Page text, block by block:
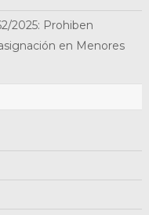
2025: Prohiben
en Menores